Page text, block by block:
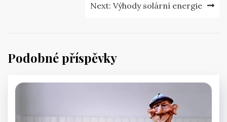
Next: Výhody solární energie
Podobné příspěvky